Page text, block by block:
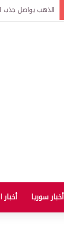
ارتفاع أسعار
أخبار سوريا أخبار